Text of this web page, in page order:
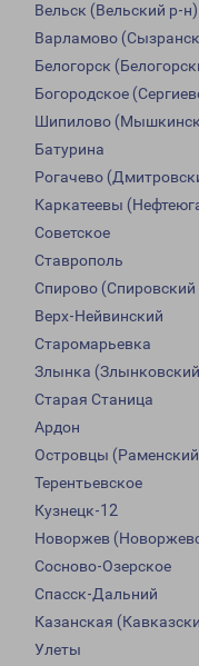
Вельск (Вельский р-н)
Варламово
Белогорск
Богородское
Шипилово
Батурина
Рогачево
Каркатеевы
Советское
Ставрополь
Спирово (Спировский
Верх-Нейвинский
Старомарьевка
Злынка
Старая Станица
Ардон
Островцы
Терентьевское
Кузнецк-12
Новоржев
Сосново-Озерское
Спасск-Дальний
Казанская
Улеты